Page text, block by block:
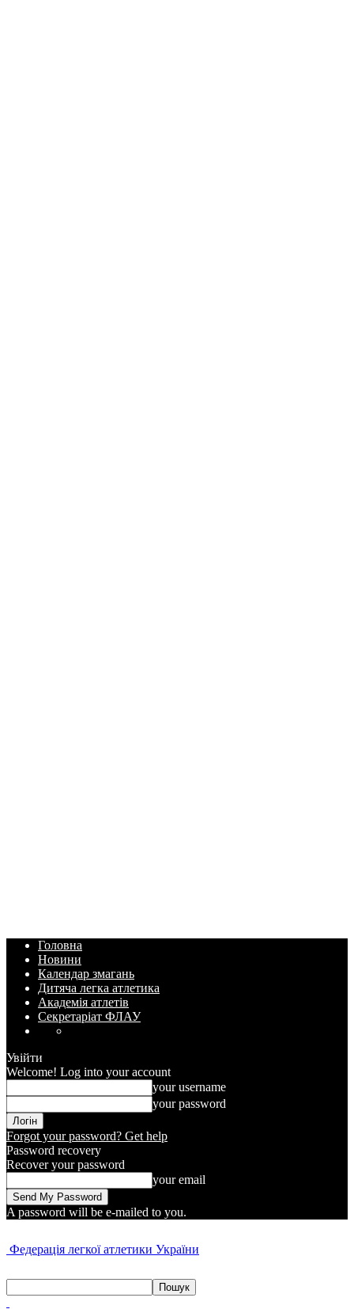
Головна
Новини
Календар змагань
Дитяча легка атлетика
Академія атлетів
Секретаріат ФЛАУ
Увійти
Welcome! Log into your account
your username
your password
Forgot your password? Get help
Password recovery
Recover your password
your email
A password will be e-mailed to you.
Федерація легкої атлетики України